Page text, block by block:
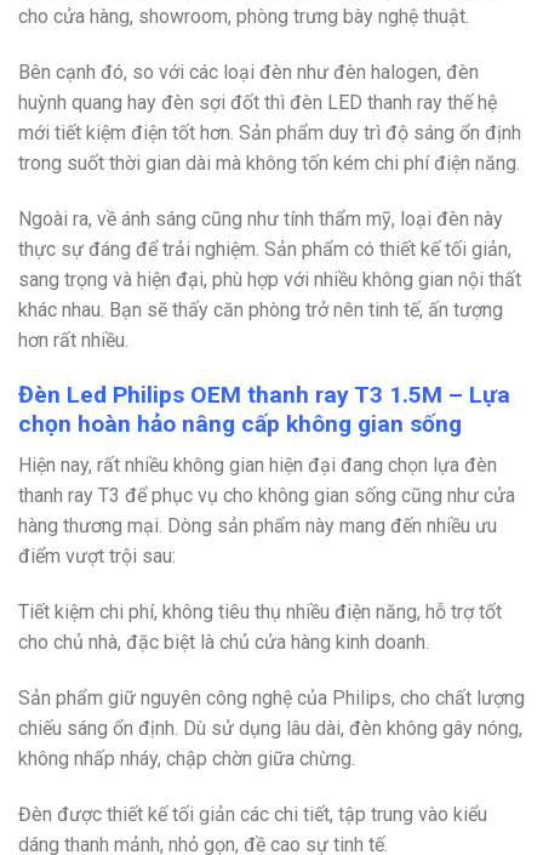
cho cửa hàng, showroom, phòng trưng bày nghệ thuật.
Bên cạnh đó, so với các loại đèn như đèn halogen, đèn
huỳnh quang hay đèn sợi đốt thì đèn LED thanh ray thế hệ
mới tiết kiệm điện tốt hơn. Sản phẩm duy trì độ sáng ổn định
trong suốt thời gian dài mà không tốn kém chi phí điện năng.
Ngoài ra, về ánh sáng cũng như tính thẩm mỹ, loại đèn này
thực sự đáng để trải nghiệm. Sản phẩm có thiết kế tối giản,
sang trọng và hiện đại, phù hợp với nhiều không gian nội thất
khác nhau. Bạn sẽ thấy căn phòng trở nên tinh tế, ấn tượng
hơn rất nhiều.
Đèn Led Philips OEM thanh ray T3 1.5M – Lựa
chọn hoàn hảo nâng cấp không gian sống
Hiện nay, rất nhiều không gian hiện đại đang chọn lựa đèn
thanh ray T3 để phục vụ cho không gian sống cũng như cửa
hàng thương mại. Dòng sản phẩm này mang đến nhiều ưu
điểm vượt trội sau:
Tiết kiệm chi phí, không tiêu thụ nhiều điện năng, hỗ trợ tốt
cho chủ nhà, đặc biệt là chủ cửa hàng kinh doanh.
Sản phẩm giữ nguyên công nghệ của Philips, cho chất lượng
chiếu sáng ổn định. Dù sử dụng lâu dài, đèn không gây nóng,
không nhấp nháy, chập chờn giữa chừng.
Đèn được thiết kế tối giản các chi tiết, tập trung vào kiểu
dáng thanh mảnh, nhỏ gọn, đề cao sự tinh tế.